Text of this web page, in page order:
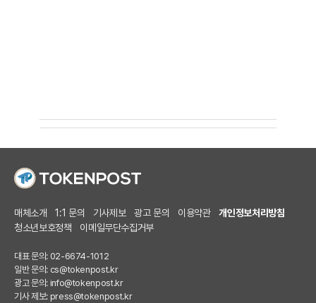
매체소개 1:1 문의 기사제보 광고 문의 이용약관
개인정보처리방침
청소년보호정책
이메일무단수집거부
대표 문의: 02-6674-1012
일반 문의: cs@tokenpost.kr
광고 문의: info@tokenpost.kr
기사 제보: press@tokenpost.kr